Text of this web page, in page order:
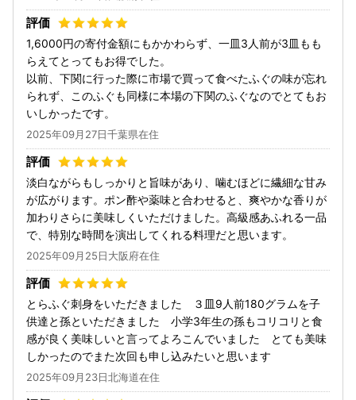
1,6000円の寄付金額にもかかわらず、一皿3人前が3皿もも
らえてとってもお得でした。
以前、下関に行った際に市場で買って食べたふぐの味が忘れ
られず、このふぐも同様に本場の下関のふぐなのでとてもお
いしかったです。
2025年09月27日千葉県在住
淡白ながらもしっかりと旨味があり、噛むほどに繊細な甘み
が広がります。ポン酢や薬味と合わせると、爽やかな香りが
加わりさらに美味しくいただけました。高級感あふれる一品
で、特別な時間を演出してくれる料理だと思います。
2025年09月25日大阪府在住
とらふぐ刺身をいただきました ３皿9人前180グラムを子
供達と孫といただきました 小学3年生の孫もコリコリと食
感が良く美味しいと言ってよろこんでいました とても美味
しかったのでまた次回も申し込みたいと思います
2025年09月23日北海道在住